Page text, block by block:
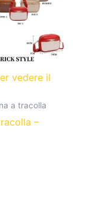
vedere il
a tracolla
–